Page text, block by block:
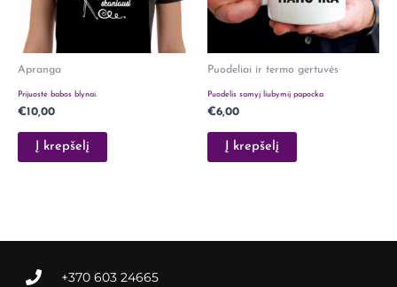
Apranga
Prijuostė babos blynai.
€10,00
Į krepšelį
Puodeliai ir termo gertuvės
Puodelis samyj liubymij papocka
€6,00
Į krepšelį
+370 603 24665